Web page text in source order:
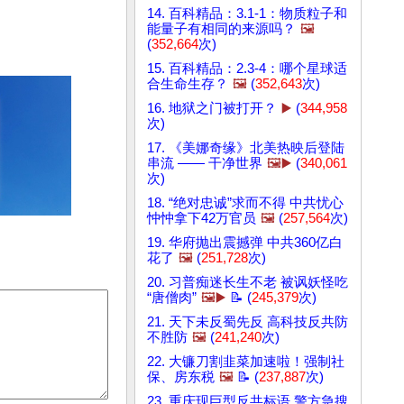
14. 百科精品：3.1-1：物质粒子和
能量子有相同的来源吗？ 🖼️
(352,664次)
15. 百科精品：2.3-4：哪个星球适
合生命生存？ 🖼️ (352,643次)
16. 地狱之门被打开？
▶️ (344,958
次)
17. 《美娜奇缘》北美热映后登陆
串流 —— 干净世界 🖼️▶️ (340,061
次)
18. “绝对忠诚”求而不得 中共忧心
忡忡拿下42万官员 🖼️ (257,564次)
19. 华府抛出震撼弹 中共360亿白
花了 🖼️ (251,728次)
20. 习普痴迷长生不老 被讽妖怪吃
“唐僧肉” 🖼️▶️ 📝 (245,379次)
21. 天下未反蜀先反 高科技反共防
不胜防 🖼️ (241,240次)
22. 大镰刀割韭菜加速啦！强制社
保、房东税 🖼️ 📝 (237,887次)